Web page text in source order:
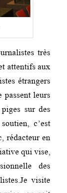
très
attentifs aux
étrangers
passent leurs
sur des
c’est
rédacteur en
qui vise,
des
visite